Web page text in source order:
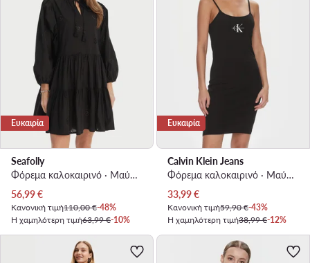
Ευκαιρία
Seafolly
Φόρεμα καλοκαιρινό · Μαύρο · Mini
Τρέχουσα τιμή
56,99€
Κανονική τιμή110,00 €-48%
Η χαμηλότερη τιμή63,99 €-10%
Ευκαιρία
Calvin Klein Jeans
Φόρεμα καλοκαιρινό · Μαύρο · Mini
Τρέχουσα τιμή
33,99€
Κανονική τιμή59,90 €-43%
Η χαμηλότερη τιμή38,99 €-12%